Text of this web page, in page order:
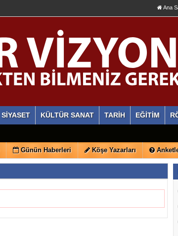
Ana
SİYASET KÜLTÜR SANAT TARİH EĞİTİM
Günün Haberleri Köşe Yazarları